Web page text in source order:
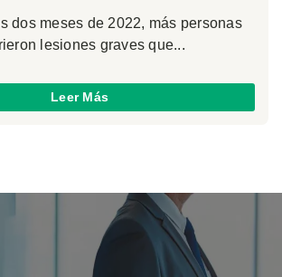
dos meses de 2022, más personas
lesiones graves que...
Leer Más